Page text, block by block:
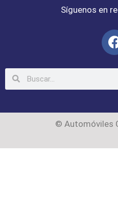
Síguenos en
© Automóviles